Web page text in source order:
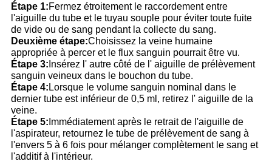
Étape 1:Fermez étroitement le raccordement entre
l'aiguille du tube et le tuyau souple pour éviter toute fuite
de vide ou de sang pendant la collecte du sang.
Deuxième étape:Choisissez la veine humaine
appropriée à percer et le flux sanguin pourrait être vu.
Étape 3: Insérez l' autre côté de l' aiguille de prélèvement
sanguin veineux dans le bouchon du tube.
Étape 4: Lorsque le volume sanguin nominal dans le
dernier tube est inférieur de 0,5 ml, retirez l' aiguille de la
veine.
Étape 5: Immédiatement après le retrait de l'aiguille de
l'aspirateur, retournez le tube de prélèvement de sang à
l'envers 5 à 6 fois pour mélanger complètement le sang et
l'additif à l'intérieur.